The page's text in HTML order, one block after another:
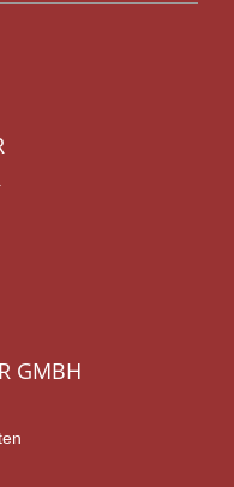
GMBH